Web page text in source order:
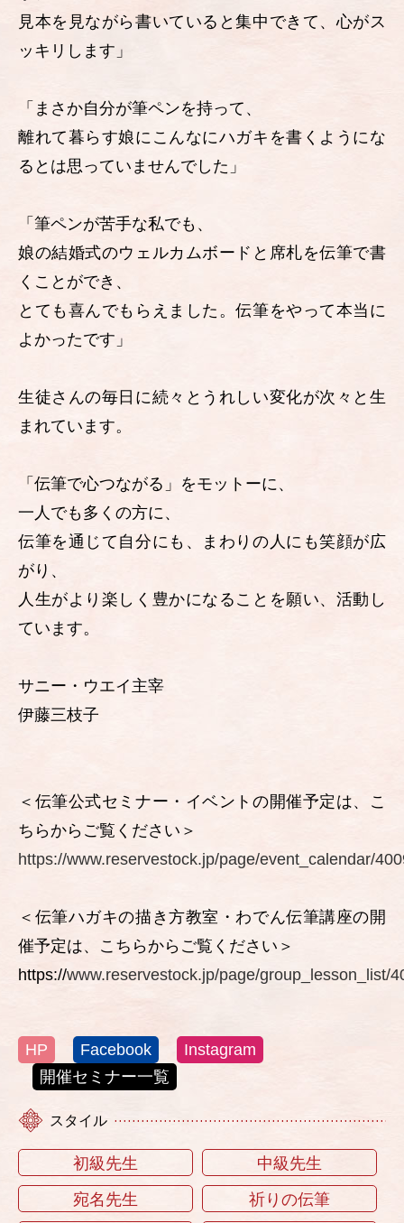
見本を見ながら書いていると集中できて、心がス
ッキリします」
「まさか自分が筆ペンを持って、
離れて暮らす娘にこんなにハガキを書くようにな
るとは思っていませんでした」
「筆ペンが苦手な私でも、
娘の結婚式のウェルカムボードと席札を伝筆で書
くことができ、
とても喜んでもらえました。伝筆をやって本当に
よかったです」
生徒さんの毎日に続々とうれしい変化が次々と生
まれています。
「伝筆で心つながる」をモットーに、
一人でも多くの方に、
伝筆を通じて自分にも、まわりの人にも笑顔が広
がり、
人生がより楽しく豊かになることを願い、活動し
ています。
サニー・ウエイ主宰
伊藤三枝子
＜伝筆公式セミナー・イベントの開催予定は、こ
ちらからご覧ください＞
https://www.reservestock.jp/page/event_calendar/
＜伝筆ハガキの描き方教室・わでん伝筆講座の開
催予定は、こちらからご覧ください＞
https://www.reservestock.jp/page/group_lesson_list/
HP Facebook
Instagram
開催セミナー一覧
スタイル
初級先生
中級先生
宛名先生
祈りの伝筆